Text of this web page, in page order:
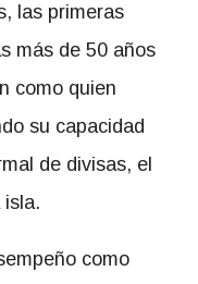
las primeras
más de 50 años
como quien
su capacidad
de divisas, el
isla.
como